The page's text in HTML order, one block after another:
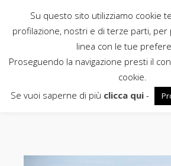
Rubbettino
Rando
Su questo sito utilizziamo cookie
profilazione, nostri e di terze parti,
linea con le tue
Proseguendo la navigazione presti il
cookie.
Se vuoi saperne di più clicca qui-